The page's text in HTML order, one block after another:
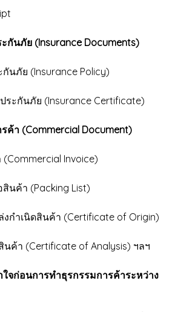
กันภัย (Insurance Documents)
นภัย (Insurance Policy)
ะกันภัย (Insurance Certificate)
ค้า (Commercial Document)
Invoice)
นค้า (Packing List)
กำเนิดสินค้า (Certificate of Origin)
ค้า (Certificate of Analysis) ฯลฯ
จก่อนการทำธุรกรรมการค้าระหว่าง